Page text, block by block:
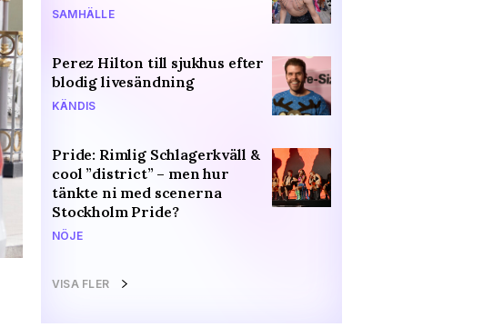
SAMHÄLLE
Perez Hilton till sjukhus efter
blodig livesändning
KÄNDIS
Pride: Rimlig Schlagerkväll &
cool ”district” – men hur
tänkte ni med scenerna
Stockholm Pride?
NÖJE
VISA FLER